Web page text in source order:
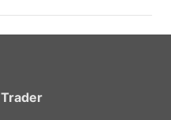
Trader